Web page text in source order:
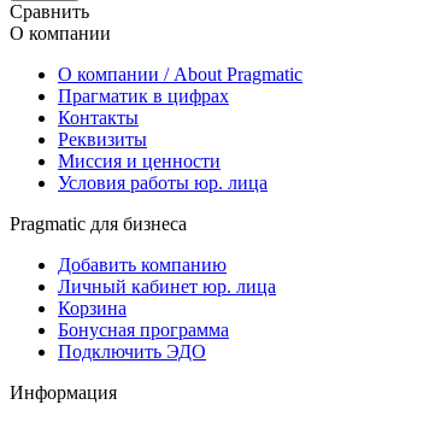
Сравнить
О компании
О компании / About Pragmatic
Прагматик в цифрах
Контакты
Реквизиты
Миссия и ценности
Условия работы юр. лица
Pragmatic для бизнеса
Добавить компанию
Личный кабинет юр. лица
Корзина
Бонусная программа
Подключить ЭДО
Информация